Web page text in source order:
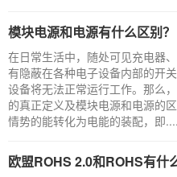
模块电源和电源有什么区别？
在日常生活中，随处可见充电器
有隐蔽在各种电子设备内部的开
设备将无法正常运行工作。那么
的真正定义及模块电源和电源的
情势的能转化为电能的装配，即
欧盟ROHS 2.0和ROHS有什